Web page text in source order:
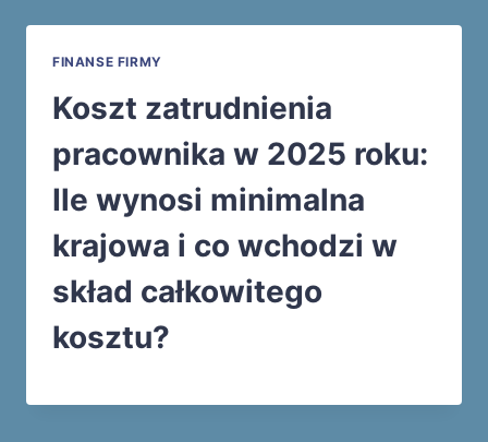
FINANSE FIRMY
Koszt zatrudnienia
pracownika w 2025 roku:
Ile wynosi minimalna
krajowa i co wchodzi w
skład całkowitego
kosztu?